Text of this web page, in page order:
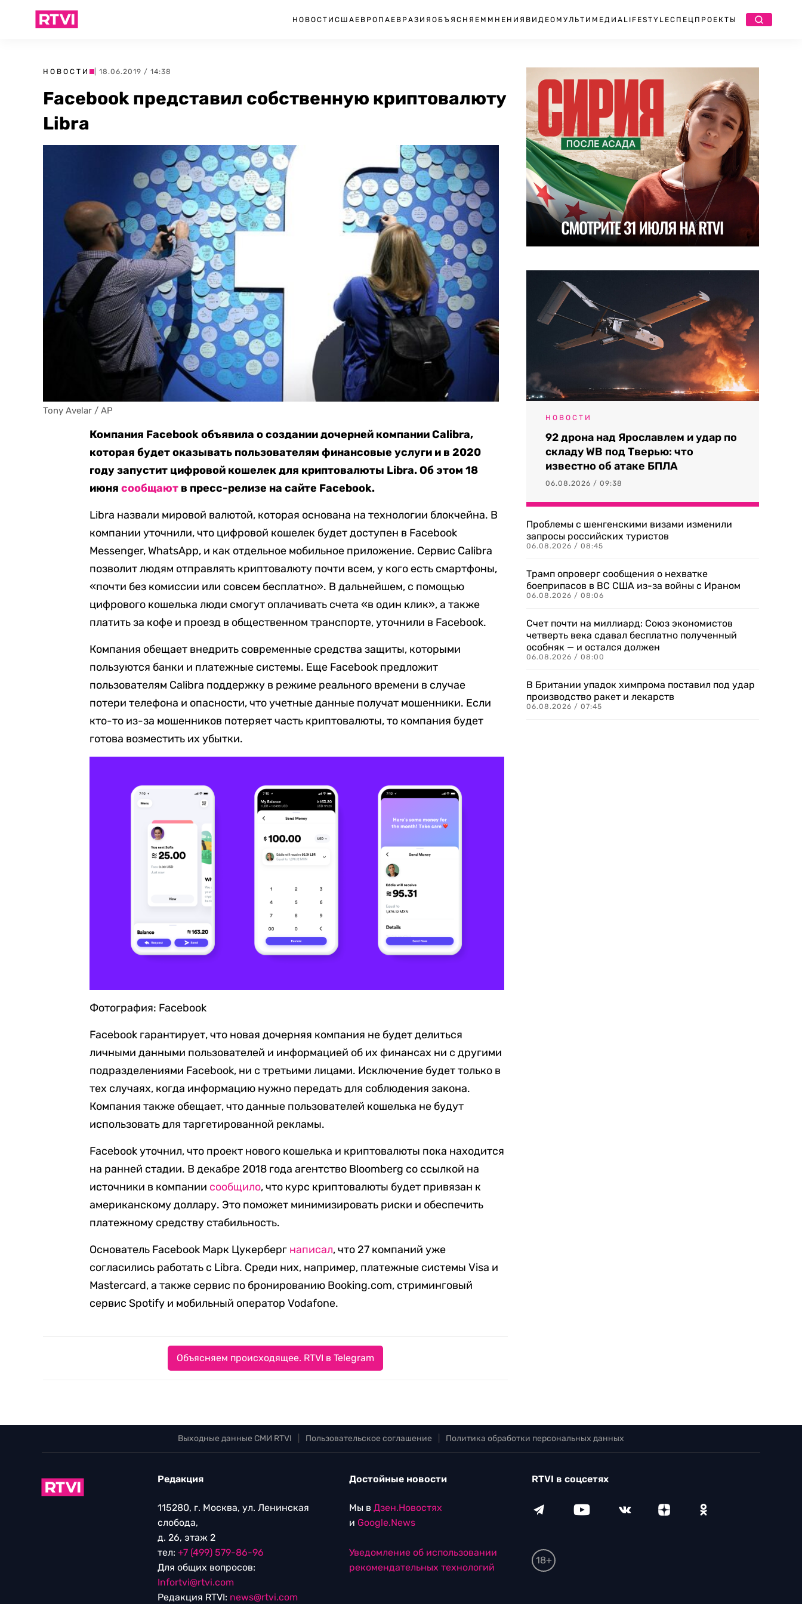
НОВОСТИ США ЕВРОПА ЕВРАЗИЯ ОБЪЯСНЯЕМ МНЕНИЯ ВИДЕО МУЛЬТИМЕДИА LIFESTYLEСПЕЦПРОЕКТЫ
НОВОСТИ | 18.06.2019 / 14:38
Facebook представил собственную криптовалюту
Libra
Tony Avelar / AP
Компания Facebook объявила о создании дочерней компании Calibra,
которая будет оказывать пользователям финансовые услуги и в 2020
году запустит цифровой кошелек для криптовалюты Libra. Об этом 18
июня сообщают в пресс-релизе на сайте Facebook.
Libra назвали мировой валютой, которая основана на технологии блокчейна. В
компании уточнили, что цифровой кошелек будет доступен в Facebook
Messenger, WhatsApp, и как отдельное мобильное приложение. Сервис Calibra
позволит людям отправлять криптовалюту почти всем, у кого есть смартфоны,
«почти без комиссии или совсем бесплатно». В дальнейшем, с помощью
цифрового кошелька люди смогут оплачивать счета «в один клик», а также
платить за кофе и проезд в общественном транспорте, уточнили в Facebook.
Компания обещает внедрить современные средства защиты, которыми
пользуются банки и платежные системы. Еще Facebook предложит
пользователям Calibra поддержку в режиме реального времени в случае
потери телефона и опасности, что учетные данные получат мошенники. Если
кто-то из-за мошенников потеряет часть криптовалюты, то компания будет
готова возместить их убытки.
Фотография: Facebook
Facebook гарантирует, что новая дочерняя компания не будет делиться
личными данными пользователей и информацией об их финансах ни с другими
подразделениями Facebook, ни с третьими лицами. Исключение будет только в
тех случаях, когда информацию нужно передать для соблюдения закона.
Компания также обещает, что данные пользователей кошелька не будут
использовать для таргетированной рекламы.
Facebook уточнил, что проект нового кошелька и криптовалюты пока находится
на ранней стадии. В декабре 2018 года агентство Bloomberg со ссылкой на
источники в компании сообщило, что курс криптовалюты будет привязан к
американскому доллару. Это поможет минимизировать риски и обеспечить
платежному средству стабильность.
Основатель Facebook Марк Цукерберг написал, что 27 компаний уже
согласились работать с Libra. Среди них, например, платежные системы Visa и
Mastercard, а также сервис по бронированию Booking.com, стриминговый
сервис Spotify и мобильный оператор Vodafone.
Объясняем происходящее. RTVI в Telegram
НОВОСТИ
92 дрона над Ярославлем и удар по
складу WB под Тверью: что
известно об атаке БПЛА
06.08.2026 / 09:38
Проблемы с шенгенскими визами изменили
запросы российских туристов
06.08.2026 / 08:45
Трамп опроверг сообщения о нехватке
боеприпасов в ВС США из-за войны с Ираном
06.08.2026 / 08:06
Счет почти на миллиард: Союз экономистов
четверть века сдавал бесплатно полученный
особняк — и остался должен
06.08.2026 / 08:00
В Британии упадок химпрома поставил под удар
производство ракет и лекарств
06.08.2026 / 07:45
Выходные данные СМИ RTVI Пользовательское соглашение Политика обработки персональных данных
Редакция
115280, г. Москва, ул. Ленинская
слобода,
д. 26, этаж 2
тел: +7 (499) 579-86-96
Для общих вопросов:
Infortvi@rtvi.com
Редакция RTVI: news@rtvi.com
Достойные новости
Мы в Дзен.Новостях
и Google.News
Уведомление об использовании
рекомендательных технологий
RTVI в соцсетях
18+